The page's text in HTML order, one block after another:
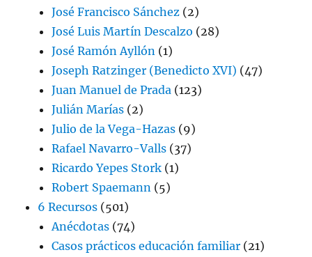
José Francisco Sánchez (2)
José Luis Martín Descalzo (28)
José Ramón Ayllón (1)
Joseph Ratzinger (Benedicto XVI) (47)
Juan Manuel de Prada (123)
Julián Marías (2)
Julio de la Vega-Hazas (9)
Rafael Navarro-Valls (37)
Ricardo Yepes Stork (1)
Robert Spaemann (5)
6 Recursos (501)
Anécdotas (74)
Casos prácticos educación familiar (21)